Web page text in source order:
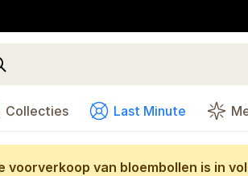
Collecties Last Minute
voorverkoop van bloembollen is in